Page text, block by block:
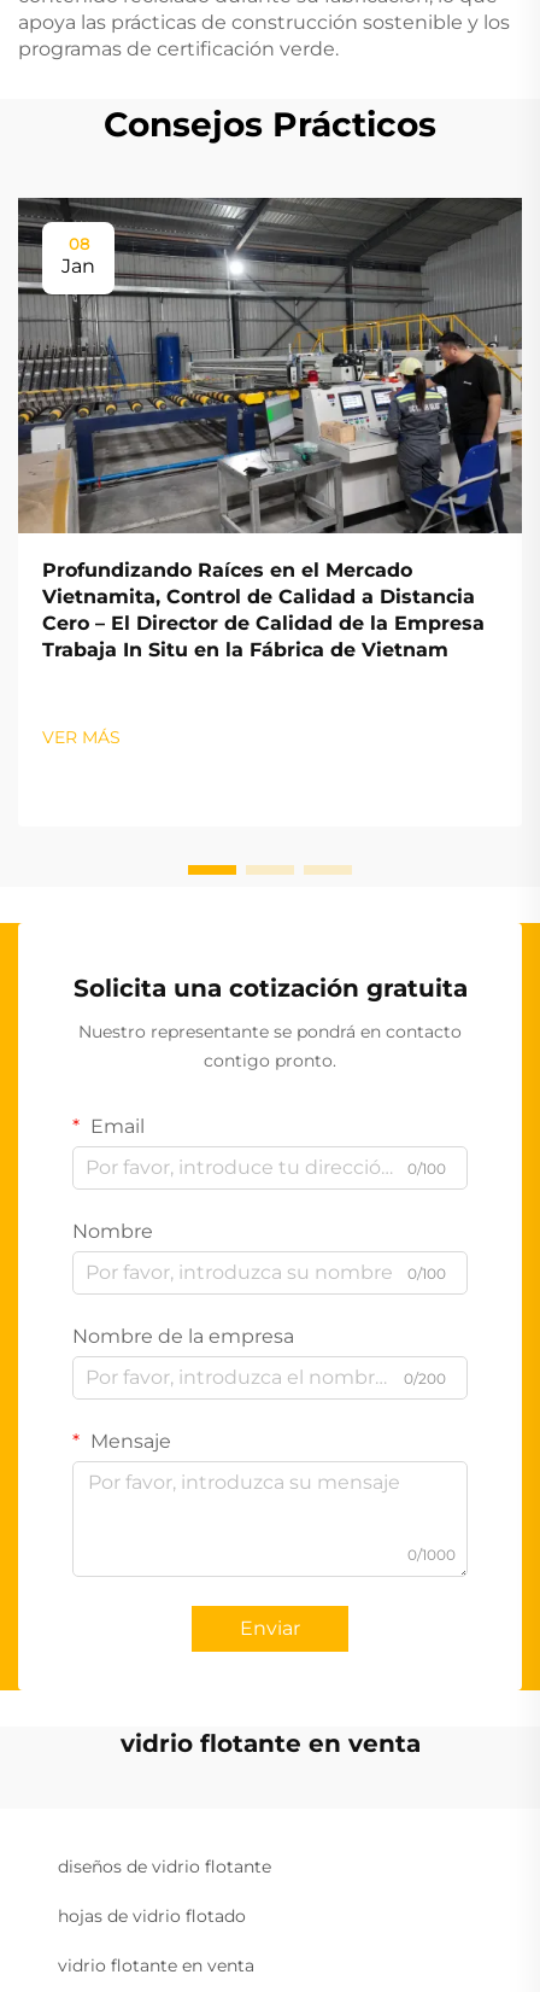
apoya las prácticas de construcción sostenible y los
programas de certificación verde.
Consejos Prácticos
08
Jan
Profundizando Raíces en el Mercado
Vietnamita, Control de Calidad a Distancia
Cero – El Director de Calidad de la Empresa
Trabaja In Situ en la Fábrica de Vietnam
VER MÁS
Solicita una cotización gratuita
Nuestro representante se pondrá en contacto
contigo pronto.
Email
0/100
Nombre
0/100
Nombre de la empresa
0/200
Mensaje
0/1000
Enviar
vidrio flotante en venta
diseños de vidrio flotante
hojas de vidrio flotado
vidrio flotante en venta